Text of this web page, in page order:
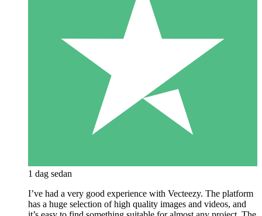
1 dag sedan
I’ve had a very good experience with Vecteezy. The platform
has a huge selection of high quality images and videos, and